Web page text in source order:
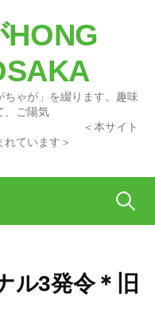
HONG
ゃが」を綴ります。趣味
、ご陽気
イト
ています＞
検
ル3発令＊旧